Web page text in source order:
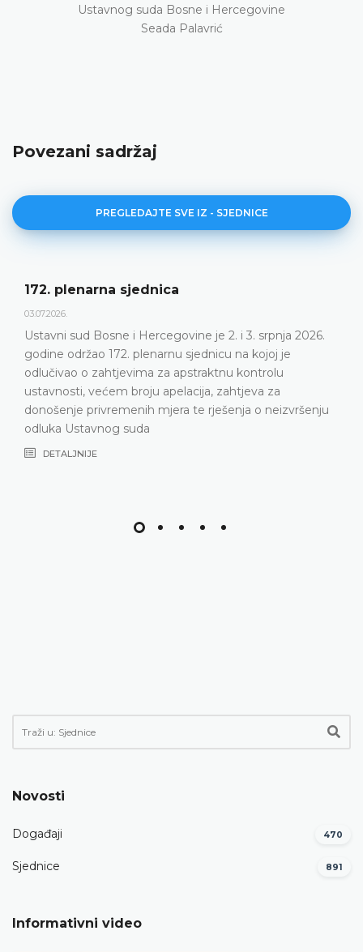
Ustavnog suda Bosne i Hercegovine
Seada Palavrić
Povezani sadržaj
PREGLEDAJTE SVE IZ - SJEDNICE
Dnevni red 172. plenarne sjednice
Ustavni sud Bosne i Hercegovine održat će 172.
plenarnu sjednicu 2. i 3. srpnja 2026. godine
DETALJNIJE
Novosti
Događaji 470
Sjednice 891
Informativni video